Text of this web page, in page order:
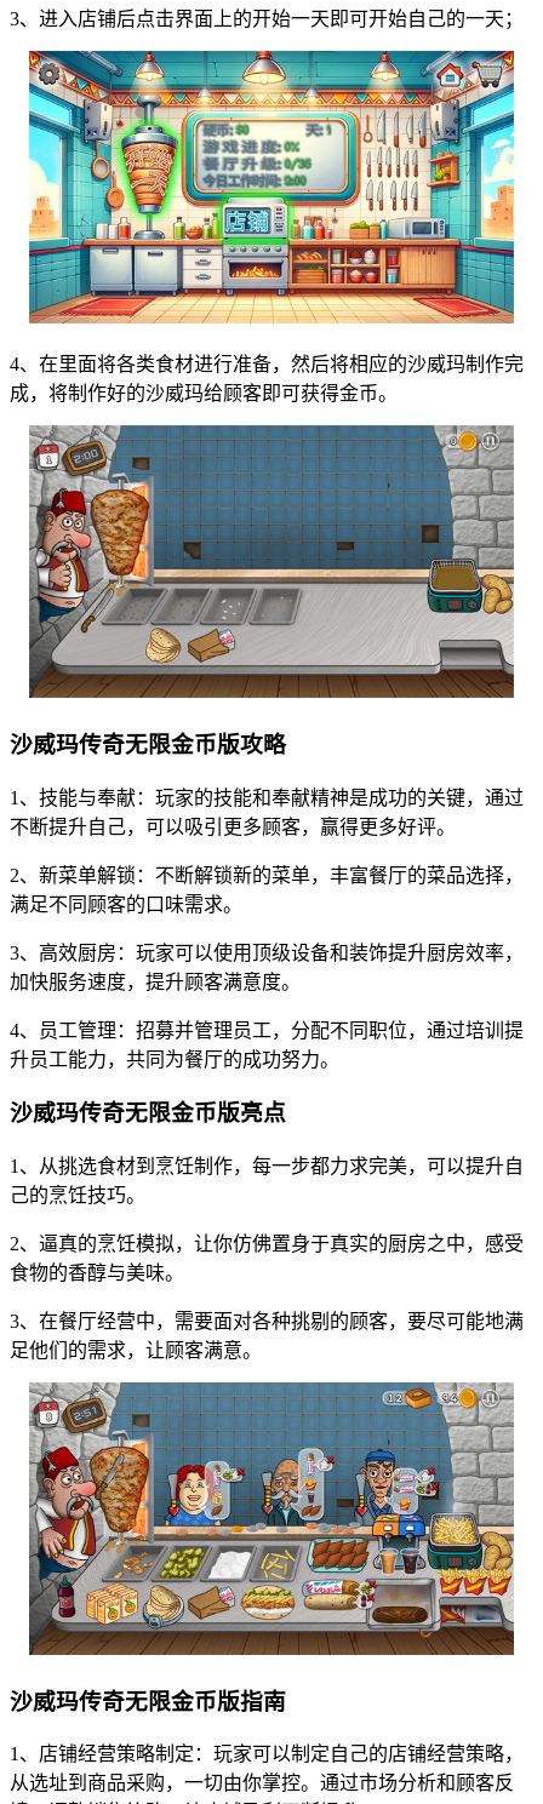
3、进入店铺后点击界面上的开始一天即可开始自己的一天；
4、在里面将各类食材进行准备，然后将相应的沙威玛制作完
成，将制作好的沙威玛给顾客即可获得金币。
沙威玛传奇无限金币版攻略
1、技能与奉献：玩家的技能和奉献精神是成功的关键，通过
不断提升自己，可以吸引更多顾客，赢得更多好评。
2、新菜单解锁：不断解锁新的菜单，丰富餐厅的菜品选择，
满足不同顾客的口味需求。
3、高效厨房：玩家可以使用顶级设备和装饰提升厨房效率，
加快服务速度，提升顾客满意度。
4、员工管理：招募并管理员工，分配不同职位，通过培训提
升员工能力，共同为餐厅的成功努力。
沙威玛传奇无限金币版亮点
1、从挑选食材到烹饪制作，每一步都力求完美，可以提升自
己的烹饪技巧。
2、逼真的烹饪模拟，让你仿佛置身于真实的厨房之中，感受
食物的香醇与美味。
3、在餐厅经营中，需要面对各种挑剔的顾客，要尽可能地满
足他们的需求，让顾客满意。
沙威玛传奇无限金币版指南
1、店铺经营策略制定：玩家可以制定自己的店铺经营策略，
从选址到商品采购，一切由你掌控。通过市场分析和顾客反